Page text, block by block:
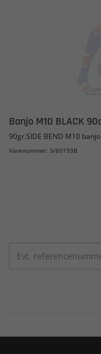
Banjo M10 BLACK
90gr.SIDE BEND M10 banjo
Varenummer: 3/60193B